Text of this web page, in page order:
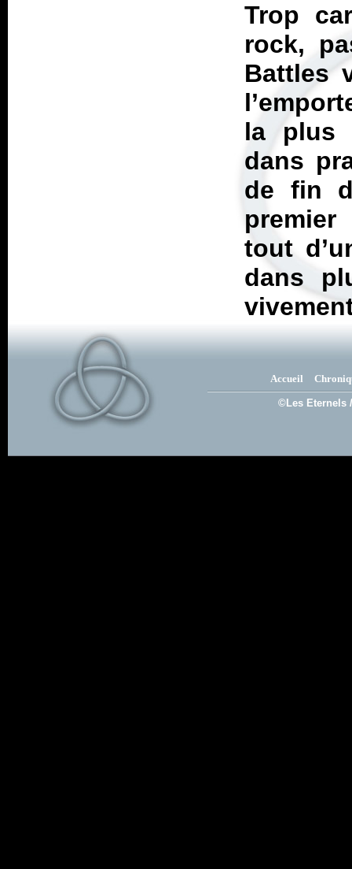
Trop
rock,
Battles
la plus
dans
de fin
tout
dans
Accueil
©Les Eternels